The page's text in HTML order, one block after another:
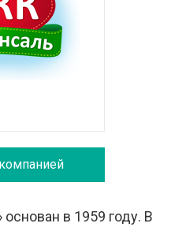
в 1959 году. В